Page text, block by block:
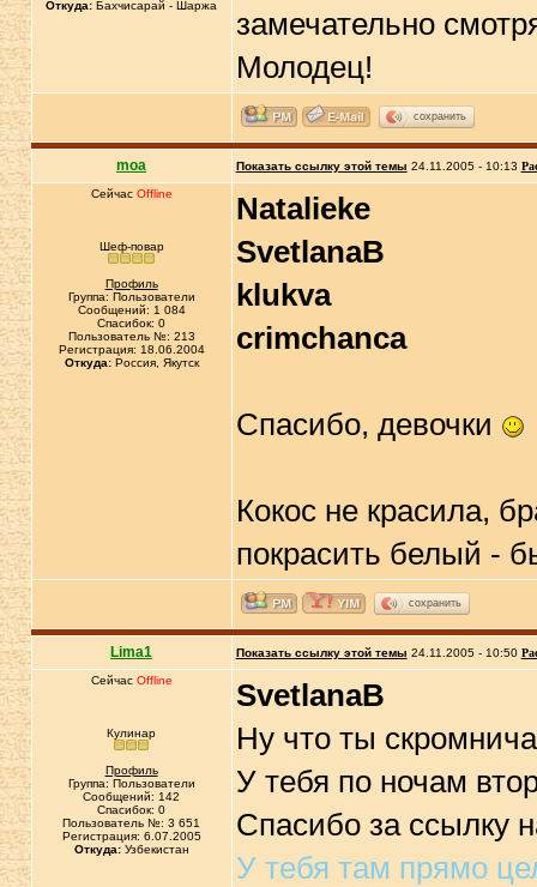
Откуда: Бахчисарай - Шаржа
замечательно
Молодец!
сохранить
moa Показать ссылку этой темы 24.11.2005 - 10:13
Сейчас Offline
Шеф-повар
Профиль
Группа: Пользователи
Сообщений: 1 084
Спасибок: 0
Пользователь №: 213
Регистрация: 18.06.2004
Откуда:Россия, Якутск
Natalieke
SvetlanaB
klukva
crimchanca
Спасибо, девочки
Кокос не красила,
покрасить белый -
сохранить
Lima1 Показать ссылку этой темы 24.11.2005 - 10:50
Сейчас Offline
Кулинар
Профиль
Группа: Пользователи
Сообщений: 142
Спасибок: 0
Пользователь №: 3 651
Регистрация: 6.07.2005
Откуда:Узбекистан
SvetlanaB
Ну что ты
У тебя по ночам
Спасибо за ссылку
У тебя там прямо